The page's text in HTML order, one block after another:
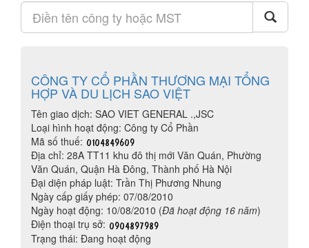
CÔNG TY CỔ PHẦN THƯƠNG MẠI TỔNG
HỢP VÀ DU LỊCH SAO VIỆT
Tên giao dịch: SAO VIET GENERAL .,JSC
Loại hình hoạt động: Công ty Cổ Phần
Mã số thuế:
Địa chỉ: 28A TT11 khu đô thị mới Văn Quán, Phường
Văn Quán, Quận Hà Đông, Thành phố Hà Nội
Đại diện pháp luật: Trần Thị Phương Nhung
Ngày cấp giấy phép: 07/08/2010
Ngày hoạt động: 10/08/2010 (Đã hoạt động 16 năm)
Điện thoại trụ sở:
Trạng thái: Đang hoạt động